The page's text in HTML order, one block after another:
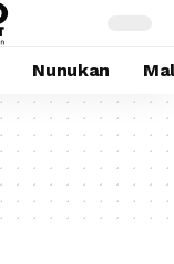
Nunukan